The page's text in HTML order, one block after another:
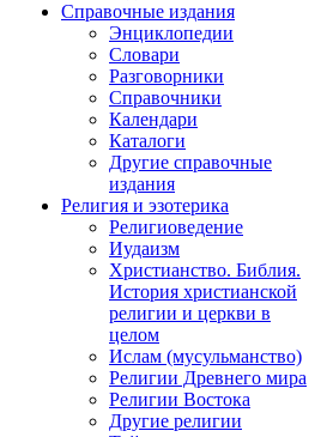
Справочные издания
Энциклопедии
Словари
Разговорники
Справочники
Календари
Каталоги
Другие справочные
издания
Религия и эзотерика
Религиоведение
Иудаизм
Христианство. Библия.
История христианской
религии и церкви в
целом
Ислам (мусульманство)
Религии Древнего мира
Религии Востока
Другие религии